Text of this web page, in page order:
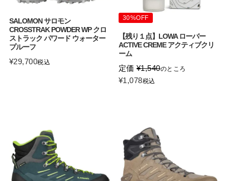
SALOMON サロモン
CROSSTRAK POWDER WP クロ
ストラック パワード ウォーター
プルーフ
¥29,700税込
30%OFF
【残り１点】LOWA ローバー
ACTIVE CREME アクティブクリ
ーム
定価 ¥1,540のところ
¥1,078税込